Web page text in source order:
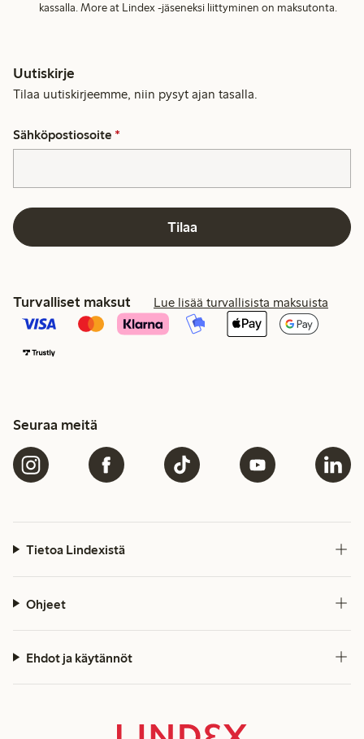
kassalla. More at Lindex -jäseneksi liittyminen on maksutonta.
Uutiskirje
Tilaa uutiskirjeemme, niin pysyt ajan tasalla.
Sähköpostiosoite *
Tilaa
Turvalliset maksut Lue lisää turvallisista maksuista
Seuraa meitä
Tietoa Lindexistä
Ohjeet
Ehdot ja käytännöt